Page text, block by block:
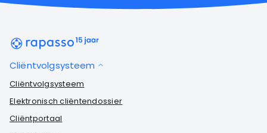
Cliëntvolgsysteem
Cliëntvolgsysteem
Elektronisch cliëntendossier
Cliëntportaal